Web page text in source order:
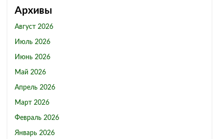
Архивы
Август 2026
Июль 2026
Июнь 2026
Май 2026
Апрель 2026
Март 2026
Февраль 2026
Январь 2026